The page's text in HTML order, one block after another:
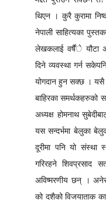
थिएन । कुरै कुरामा
नेपाली साहित्यका
लेखकलाई वर्षैंे यौटा
दिने व्यवस्था गर्न
योगदान हुन सक्छ । यसै
बाहिरका समर्थकहरुको
अध्यक्ष होमनाथ
यस सन्दर्भमा बेलुका
दूरीमा पनि यो संस्था
गरिरहने शिवप्रसाद
अविष्मरणीय छन् ।
को दशैको विजयाताक